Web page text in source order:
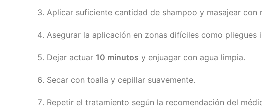
Aplicar suficiente cantidad de shampoo y masajear
Asegurar la aplicación en zonas difíciles como pliegues
Dejar actuar 10 minutos y enjuagar con agua limpia.
Secar con toalla y cepillar suavemente.
Repetir el tratamiento según la recomendación del